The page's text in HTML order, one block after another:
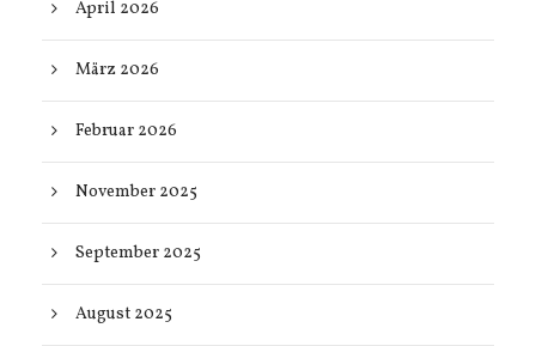
April 2026
März 2026
Februar 2026
November 2025
September 2025
August 2025